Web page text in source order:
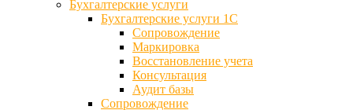
Бухгалтерские услуги
Бухгалтерские услуги 1С
Сопровождение
Маркировка
Восстановление учета
Консультация
Аудит базы
Cопровождение